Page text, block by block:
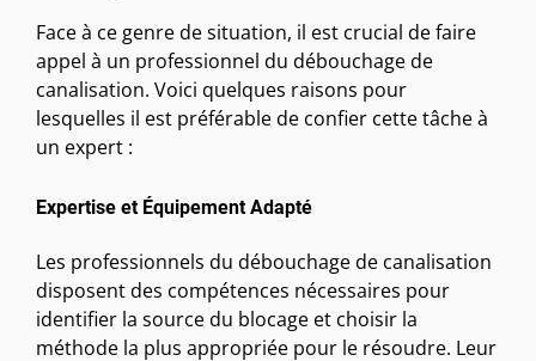
Face à ce genre de situation, il est crucial de faire
appel à un professionnel du débouchage de
canalisation. Voici quelques raisons pour
lesquelles il est préférable de confier cette tâche à
un expert :
Expertise et Équipement Adapté
Les professionnels du débouchage de canalisation
disposent des compétences nécessaires pour
identifier la source du blocage et choisir la
méthode la plus appropriée pour le résoudre. Leur